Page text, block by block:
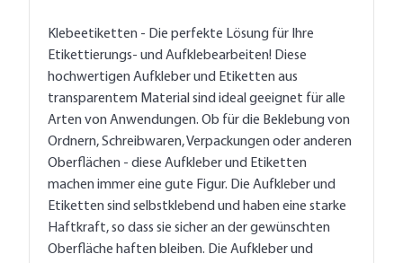
Klebeetiketten - Die perfekte Lösung für Ihre
Etikettierungs- und Aufklebearbeiten! Diese
hochwertigen Aufkleber und Etiketten aus
transparentem Material sind ideal geeignet für alle
Arten von Anwendungen. Ob für die Beklebung von
Ordnern, Schreibwaren, Verpackungen oder anderen
Oberflächen - diese Aufkleber und Etiketten
machen immer eine gute Figur. Die Aufkleber und
Etiketten sind selbstklebend und haben eine starke
Haftkraft, so dass sie sicher an der gewünschten
Oberfläche haften bleiben. Die Aufkleber und